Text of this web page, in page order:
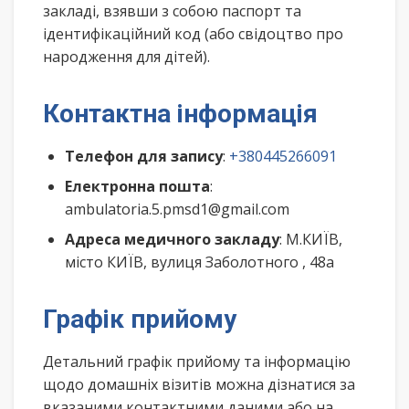
закладі, взявши з собою паспорт та
ідентифікаційний код (або свідоцтво про
народження для дітей).
Контактна інформація
Телефон для запису: +380445266091
Електронна пошта:
ambulatoria.5.pmsd1@gmail.com
Адреса медичного закладу: М.КИЇВ,
місто КИЇВ, вулиця Заболотного , 48а
Графік прийому
Детальний графік прийому та інформацію
щодо домашніх візитів можна дізнатися за